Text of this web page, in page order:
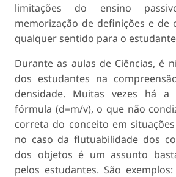
limitações do ensino
memorização de definições e de
qualquer sentido para o estudante
Durante as aulas de Ciências, é
dos estudantes na
densidade. Muitas vezes há a
fórmula (d=m/v), o que não
correta do conceito em
no caso da flutuabilidade dos
dos objetos é um assunto
pelos estudantes. São